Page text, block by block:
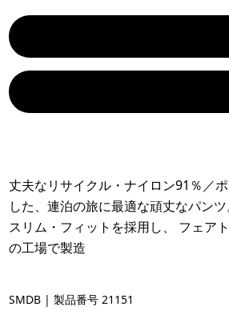
丈夫なリサイクル・ナイロン91％／
した、連泊の旅に最適な頑丈なパン
スリム・フィットを採用し、 フェア
の工場で製造
Smolder Blue
SMDB | 製品番号 21151